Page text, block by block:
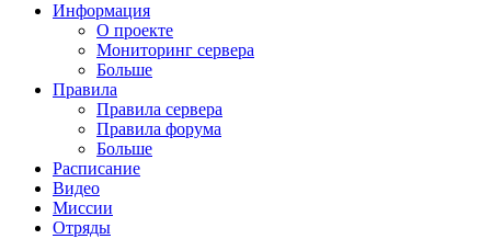
Информация
О проекте
Мониторинг сервера
Больше
Правила
Правила сервера
Правила форума
Больше
Расписание
Видео
Миссии
Отряды